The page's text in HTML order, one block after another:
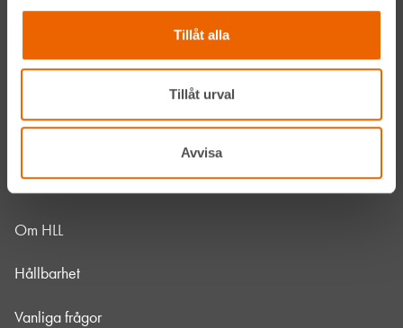
Tillåt alla
Tillåt urval
Avvisa
Navigation
Våra maskiner
HLLÅ! Vår värld
Om HLL
Hållbarhet
Vanliga frågor